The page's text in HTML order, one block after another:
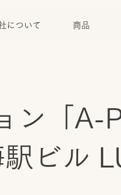
について 商品
ン「A-
ビル